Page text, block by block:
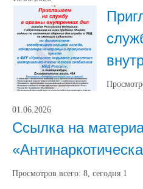
01.06.2026
Ссылка на
Просмотров всего: 8, сегодня 1